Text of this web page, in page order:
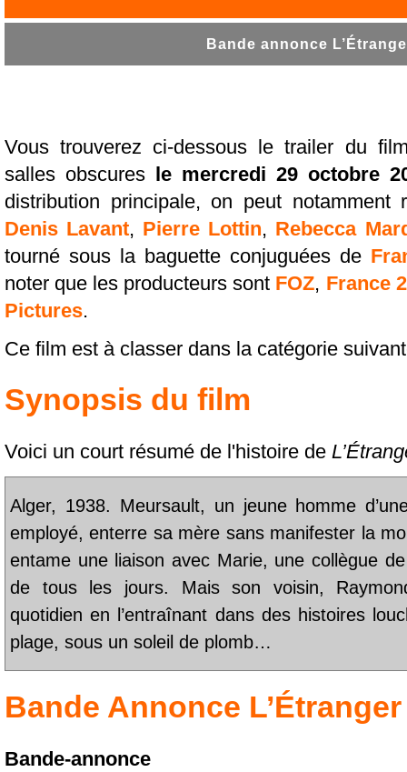
Bande annonce
Vous trouverez ci-dessous le trailer du
salles obscures
le mercredi 29 octobre
distribution principale, on peut
Denis Lavant, Pierre Lottin, Rebecca
tourné sous la baguette conjuguées de
noter que les producteurs sont FOZ, France
Pictures.
Ce film est à classer dans la catégorie
Synopsis du film
Voici un court résumé de l'histoire de
Alger, 1938. Meursault, un jeune homme
employé, enterre sa mère sans manifester la
entame une liaison avec Marie, une collègue
de tous les jours. Mais son voisin,
quotidien en l’entraînant dans des histoires
plage, sous un soleil de plomb…
Bande Annonce L’Étranger
Bande-annonce